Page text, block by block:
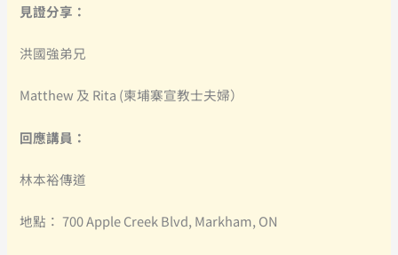
見證分享：
洪國強弟兄
Matthew 及 Rita (柬埔寨宣教士夫婦）
回應講員：
林本裕傳道
地點： 700 Apple Creek Blvd, Markham, ON